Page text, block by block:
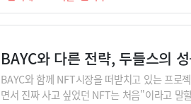
BAYC와 다른 전략, 두들스의
BAYC와 함께 NFT시장을 떠받치고 있는 프
면서 진짜 사고 싶었던 NFT는 처음"이라고 말